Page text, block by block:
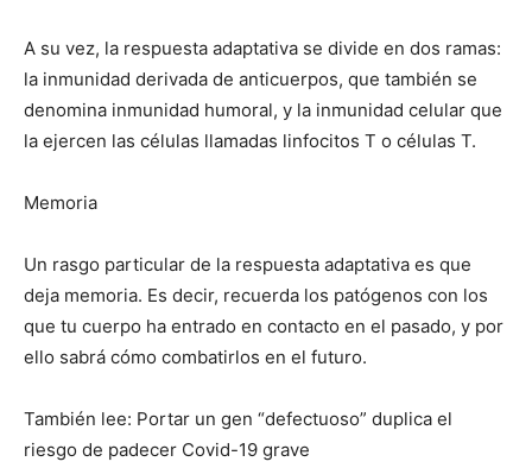
A su vez, la respuesta adaptativa se divide en dos ramas:
la inmunidad derivada de anticuerpos, que también se
denomina inmunidad humoral, y la inmunidad celular que
la ejercen las células llamadas linfocitos T o células T.
Memoria
Un rasgo particular de la respuesta adaptativa es que
deja memoria. Es decir, recuerda los patógenos con los
que tu cuerpo ha entrado en contacto en el pasado, y por
ello sabrá cómo combatirlos en el futuro.
También lee: Portar un gen “defectuoso” duplica el
riesgo de padecer Covid-19 grave